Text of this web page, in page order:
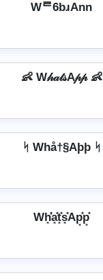
Wᄅ6bɹAnn
👶 W𝒽𝒶𝓉𝓈A𝓅𝓅 👶
ᛋ Whå†§Aþþ ᛋ
Wh͓̽̾a͓̽t͓̽s͓̽Ap͓̽p͓̽